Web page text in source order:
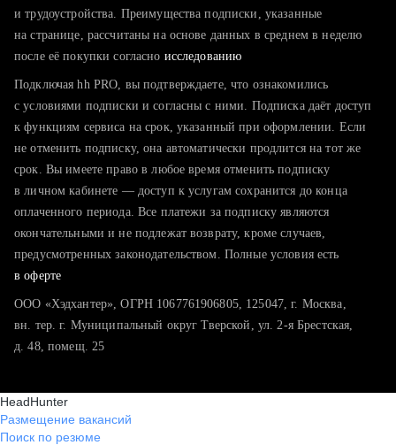
тратите много времени на поиск и вручную поднимаете
хотите сравнить себя с конкурентами и оценить шансы
и трудоустройства. Преимущества подписки, указанные
на странице, рассчитаны на основе данных в среднем в неделю
после её покупки согласно исследованию
Подключая hh PRO, вы подтверждаете, что ознакомились
с условиями подписки и согласны с ними. Подписка даёт доступ
к функциям сервиса на срок, указанный при оформлении. Если
не отменить подписку, она автоматически продлится на тот же
срок. Вы имеете право в любое время отменить подписку
в личном кабинете — доступ к услугам сохранится до конца
оплаченного периода. Все платежи за подписку являются
окончательными и не подлежат возврату, кроме случаев,
предусмотренных законодательством. Полные условия есть
в оферте
ООО «Хэдхантер», ОГРН 1067761906805, 125047, г. Москва,
вн. тер. г. Муниципальный округ Тверской, ул. 2-я Брестская,
д. 48, помещ. 25
HeadHunter
Размещение вакансий
Поиск по резюме